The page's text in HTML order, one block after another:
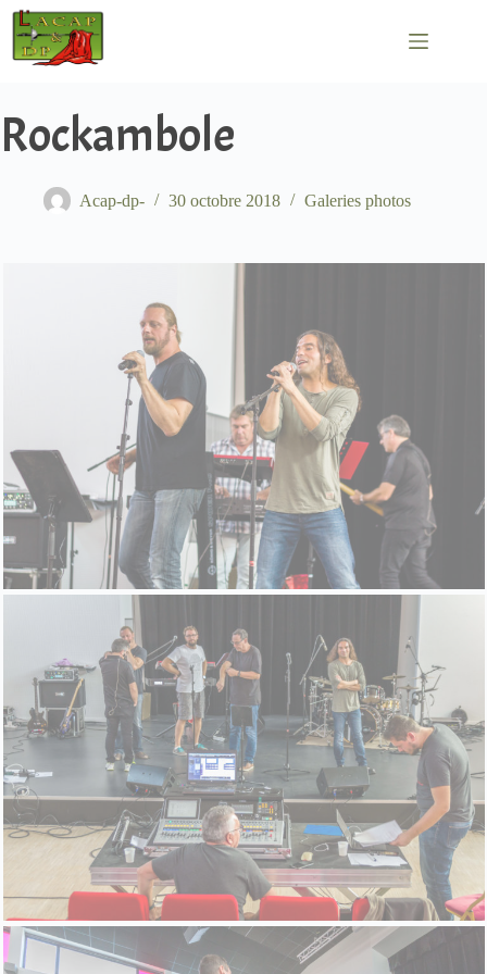
Passer
contenu
Rockambole
Acap-dp- 30 octobre 2018 Galeries photos